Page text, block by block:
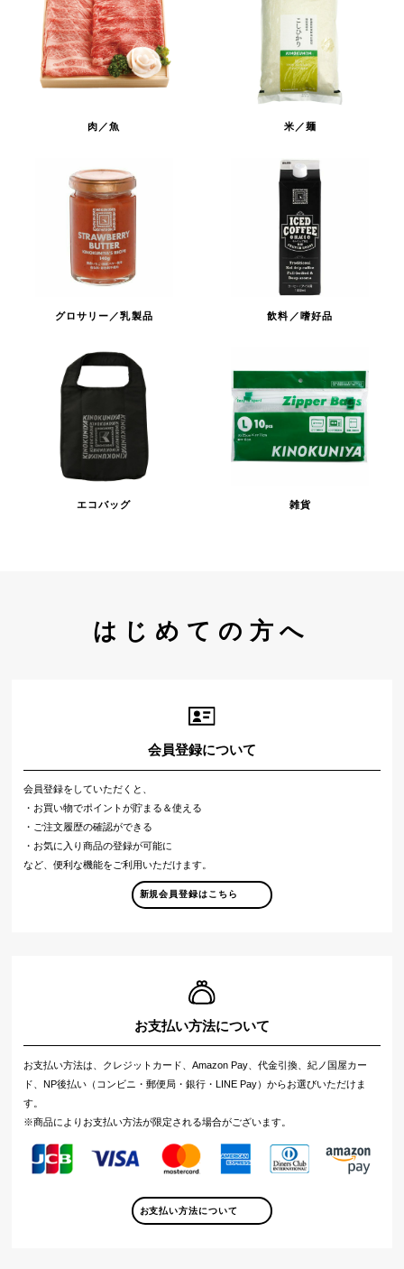
肉／魚 米／麺
グロサリー／乳製品 飲料／嗜好品
エコバッグ 雑貨
はじめての方へ
会員登録について
会員登録をしていただくと、
・お買い物でポイントが貯まる＆使える
・ご注文履歴の確認ができる
・お気に入り商品の登録が可能に
など、便利な機能をご利用いただけます。
新規会員登録はこちら
お支払い方法について
お支払い方法は、クレジットカード、Amazon Pay、代金引換、紀ノ国屋カー
ド、NP後払い（コンビニ・郵便局・銀行・LINE Pay）からお選びいただけま
す。
※商品によりお支払い方法が限定される場合がございます。
お支払い方法について